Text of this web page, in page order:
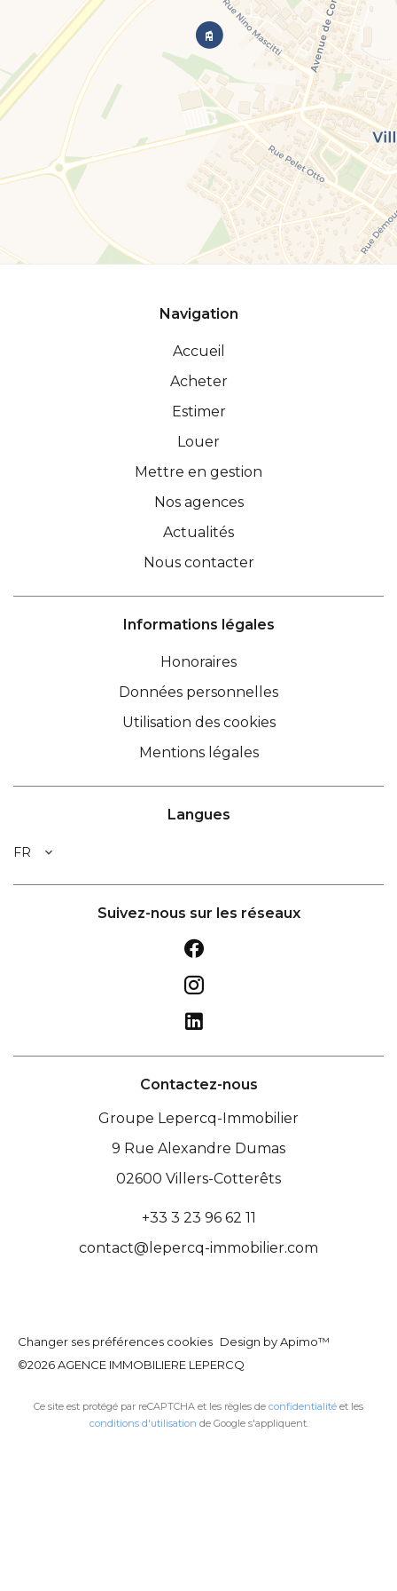
Navigation
Accueil
Acheter
Estimer
Louer
Mettre en gestion
Nos agences
Actualités
Nous contacter
Informations légales
Honoraires
Données personnelles
Utilisation des cookies
Mentions légales
Langues
FR
Suivez-nous sur les réseaux
Contactez-nous
Groupe Lepercq-Immobilier
9 Rue Alexandre Dumas
02600 Villers-Cotterêts
+33 3 23 96 62 11
contact@lepercq-immobilier.com
Changer ses préférences cookies Design byApimo™
©2026 AGENCE IMMOBILIERE LEPERCQ
Ce site est protégé par reCAPTCHA et les règles de confidentialité et les
conditions d'utilisation de Google s'appliquent.